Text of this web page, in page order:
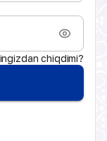
chiqdimi?